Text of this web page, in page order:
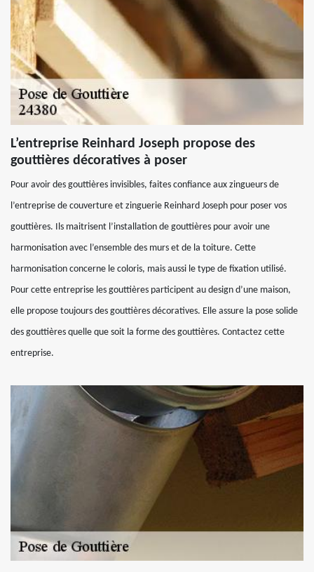
L’entreprise Reinhard Joseph propose des
gouttières décoratives à poser
Pour avoir des gouttières invisibles, faites confiance aux zingueurs de
l’entreprise de couverture et zinguerie Reinhard Joseph pour poser vos
gouttières. Ils maitrisent l’installation de gouttières pour avoir une
harmonisation avec l’ensemble des murs et de la toiture. Cette
harmonisation concerne le coloris, mais aussi le type de fixation utilisé.
Pour cette entreprise les gouttières participent au design d’une maison,
elle propose toujours des gouttières décoratives. Elle assure la pose solide
des gouttières quelle que soit la forme des gouttières. Contactez cette
entreprise.